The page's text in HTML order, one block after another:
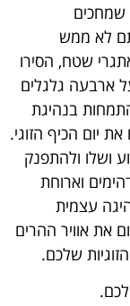
שמחכים
לא ממש
שטח, הסירו
ארבעה גלגלים
בנהיגת
יום הכיף הזוגי.
ושלו ולהתפנק
וארוחת
עצמית
את אוויר ההרים
שלכם.